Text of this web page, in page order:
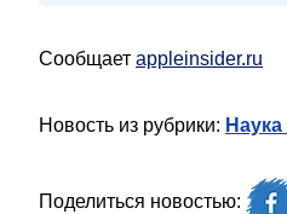
Сообщает appleinsider.ru
Новость из рубрики:
Поделиться новостью: